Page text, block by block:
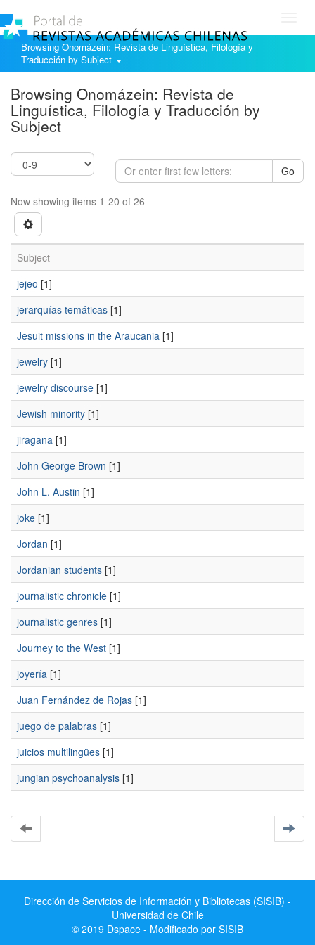
Browsing Onomázein: Revista de Linguística, Filología y
Traducción by Subject
Browsing Onomázein: Revista de
Linguística, Filología y Traducción by
Subject
Go
Now showing items 1-20 of 26
Subject
jejeo [1]
jerarquías temáticas [1]
Jesuit missions in the Araucania [1]
jewelry [1]
jewelry discourse [1]
Jewish minority [1]
jiragana [1]
John George Brown [1]
John L. Austin [1]
joke [1]
Jordan [1]
Jordanian students [1]
journalistic chronicle [1]
journalistic genres [1]
Journey to the West [1]
joyería [1]
Juan Fernández de Rojas [1]
juego de palabras [1]
juicios multilingües [1]
jungian psychoanalysis [1]
Dirección de Servicios de Información y Bibliotecas (SISIB) -
Universidad de Chile
© 2019 Dspace - Modificado por SISIB